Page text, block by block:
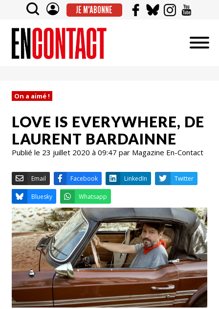
JE M'ABONNE
On a aimé !
LOVE IS EVERYWHERE, DE
LAURENT BARDAINNE
Publié le 23 juillet 2020 à 09:47 par Magazine En-Contact
Email Facebook LinkedIn
Bluesky Whatsapp